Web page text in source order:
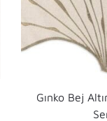
Gınko Bej